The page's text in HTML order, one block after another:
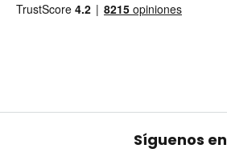
Síguenos en